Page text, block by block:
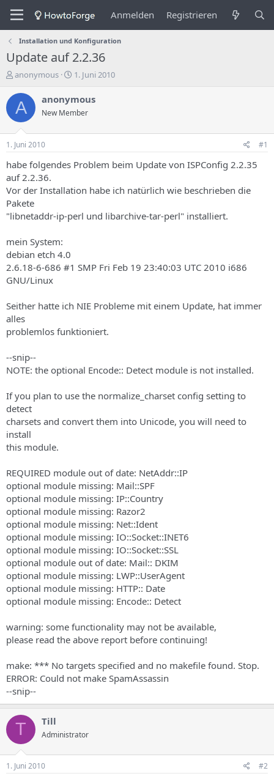
Anmelden Registrieren
Installation und Konfiguration
Update auf 2.2.36
E
s
t
e
l
e
r
d
e
s
T
h
m
a
s
anonymous
E
s
e
n
d
t
1. Juni 2010
A anonymous
New Member
1. Juni 2010 #1
habe folgendes Problem beim Update von ISPConfig 2.2.35
auf 2.2.36.
Vor der Installation habe ich natürlich wie beschrieben die
Pakete
"libnetaddr-ip-perl und libarchive-tar-perl" installiert.
mein System:
debian etch 4.0
2.6.18-6-686 #1 SMP Fri Feb 19 23:40:03 UTC 2010 i686
GNU/Linux
Seither hatte ich NIE Probleme mit einem Update, hat immer
alles
problemlos funktioniert.
--snip--
NOTE: the optional Encode:: Detect module is not installed.
If you plan to use the normalize_charset config setting to
detect
charsets and convert them into Unicode, you will need to
install
this module.
REQUIRED module out of date: NetAddr::IP
optional module missing: Mail::SPF
optional module missing: IP::Country
optional module missing: Razor2
optional module missing: Net::Ident
optional module missing: IO::Socket::INET6
optional module missing: IO::Socket::SSL
optional module out of date: Mail:: DKIM
optional module missing: LWP::UserAgent
optional module missing: HTTP:: Date
optional module missing: Encode:: Detect
warning: some functionality may not be available,
please read the above report before continuing!
make: *** No targets specified and no makefile found. Stop.
ERROR: Could not make SpamAssassin
--snip--
T Till
Administrator
1. Juni 2010 #2